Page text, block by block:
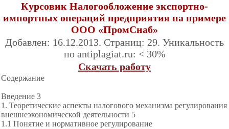
Курсовик Налогообложение экспортно-
импортных операций предприятия на примере
ООО «ПромСнаб»
Добавлен: 16.12.2013. Страниц: 29. Уникальность
по antiplagiat.ru: < 30%
Скачать работу
Содержание
Введение 3
1. Теоретические аспекты налогового механизма регулирования
внешнеэкономической деятельности 5
1.1 Понятие и нормативное регулирование